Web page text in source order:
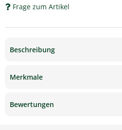
Frage zum Artikel
Beschreibung
Merkmale
Bewertungen